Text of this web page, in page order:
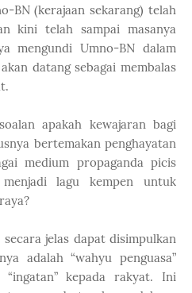
BN (kerajaan sekarang) telah
kini telah sampai masanya
mengundi Umno-BN dalam
datang sebagai membalas
apakah kewajaran bagi
bertemakan penghayatan
medium propaganda picis
menjadi lagu kempen untuk
jelas dapat disimpulkan
adalah “wahyu penguasa”
kepada rakyat. Ini